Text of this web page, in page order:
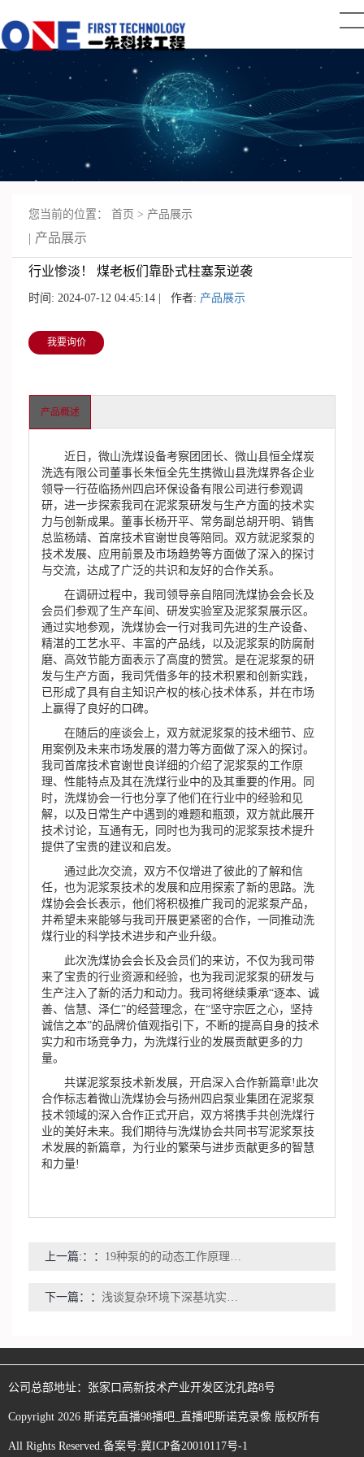
您当前的位置： 首页 > 产品展示
产品展示
行业惨淡！ 煤老板们靠卧式柱塞泵逆袭
时间: 2024-07-12 04:45:14 | 作者: 产品展示
我要询价
产品概述
近日，微山洗煤设备考察团团长、微山县恒全煤炭
洗选有限公司董事长朱恒全先生携微山县洗煤界各企业
领导一行莅临扬州四启环保设备有限公司进行参观调
研，进一步探索我司在泥浆泵研发与生产方面的技术实
力与创新成果。董事长杨开平、常务副总胡开明、销售
总监杨靖、首席技术官谢世良等陪同。双方就泥浆泵的
技术发展、应用前景及市场趋势等方面做了深入的探讨
与交流，达成了广泛的共识和友好的合作关系。
在调研过程中，我司领导亲自陪同洗煤协会会长及
会员们参观了生产车间、研发实验室及泥浆泵展示区。
通过实地参观，洗煤协会一行对我司先进的生产设备、
精湛的工艺水平、丰富的产品线，以及泥浆泵的防腐耐
磨、高效节能方面表示了高度的赞赏。是在泥浆泵的研
发与生产方面，我司凭借多年的技术积累和创新实践，
已形成了具有自主知识产权的核心技术体系，并在市场
上赢得了良好的口碑。
在随后的座谈会上，双方就泥浆泵的技术细节、应
用案例及未来市场发展的潜力等方面做了深入的探讨。
我司首席技术官谢世良详细的介绍了泥浆泵的工作原
理、性能特点及其在洗煤行业中的及其重要的作用。同
时，洗煤协会一行也分享了他们在行业中的经验和见
解，以及日常生产中遇到的难题和瓶颈，双方就此展开
技术讨论，互通有无，同时也为我司的泥浆泵技术提升
提供了宝贵的建议和启发。
通过此次交流，双方不仅增进了彼此的了解和信
任，也为泥浆泵技术的发展和应用探索了新的思路。洗
煤协会会长表示，他们将积极推广我司的泥浆泵产品，
并希望未来能够与我司开展更紧密的合作，一同推动洗
煤行业的科学技术进步和产业升级。
此次洗煤协会会长及会员们的来访，不仅为我司带
来了宝贵的行业资源和经验，也为我司泥浆泵的研发与
生产注入了新的活力和动力。我司将继续秉承“逐本、诚
善、信慧、泽仁”的经营理念，在“坚守宗匠之心，坚持
诚信之本”的品牌价值观指引下，不断的提高自身的技术
实力和市场竞争力，为洗煤行业的发展贡献更多的力
量。
共谋泥浆泵技术新发展，开启深入合作新篇章!此次
合作标志着微山洗煤协会与扬州四启泵业集团在泥浆泵
技术领域的深入合作正式开启，双方将携手共创洗煤行
业的美好未来。我们期待与洗煤协会共同书写泥浆泵技
术发展的新篇章，为行业的繁荣与进步贡献更多的智慧
和力量!
上一篇:： 19种泵的的动态工作原理和特点汇总整理
下一篇： 浅谈复杂环境下深基坑实施工程技术特点及方式
公司总部地址： 张家口高新技术产业开发区沈孔路8号
Copyright 2026 斯诺克直播98播吧_直播吧斯诺克录像 版权所有
All Rights Reserved.备案号:冀ICP备20010117号-1